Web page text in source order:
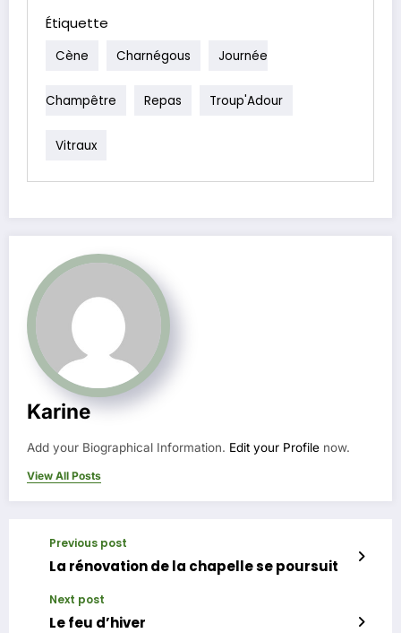
Étiquette
Cène Charnégous Journée
Champêtre Repas Troup'Adour
Vitraux
Karine
Add your Biographical Information. Edit your Profile now.
View All Posts
Previous post
La rénovation de la chapelle se poursuit
Next post
Le feu d’hiver